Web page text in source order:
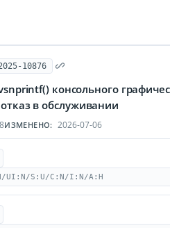
10876
консольного
в обслуживании
ИЗМЕНЕНО: 2026-07-06
UI:N/S:U/C:N/I:N/A:H